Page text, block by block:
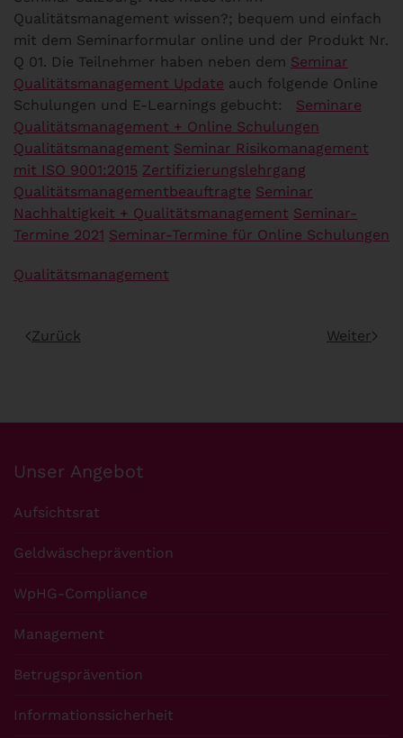
Qualitätsmanagement wissen?; bequem und einfach
mit dem Seminarformular online und der Produkt Nr.
Q 01. Die Teilnehmer haben neben dem Seminar
Qualitätsmanagement Update auch folgende Online
Schulungen und E-Learnings gebucht: Seminare
Qualitätsmanagement + Online Schulungen
Qualitätsmanagement Seminar Risikomanagement
mit ISO 9001:2015 Zertifizierungslehrgang
Qualitätsmanagementbeauftragte Seminar
Nachhaltigkeit + Qualitätsmanagement Seminar-
Termine 2021 Seminar-Termine für Online Schulungen
Qualitätsmanagement
Zurück Weiter
Unser Angebot
Aufsichtsrat
Geldwäscheprävention
WpHG-Compliance
Management
Betrugsprävention
Informationssicherheit